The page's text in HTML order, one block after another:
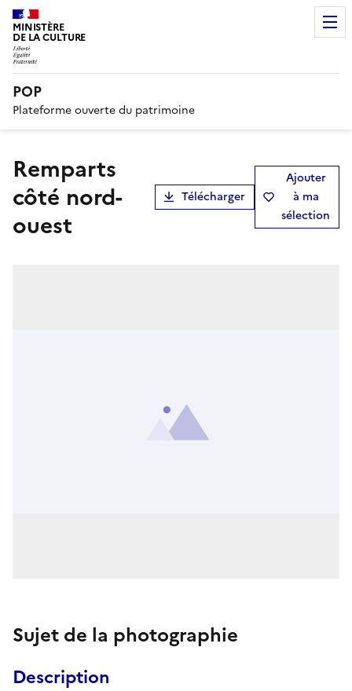
MINISTÈRE
DE LA CULTURE
POP
Plateforme ouverte du patrimoine
Remparts
côté nord-
ouest
Télécharger
Ajouter
à ma
sélection
Sujet de la photographie
Description